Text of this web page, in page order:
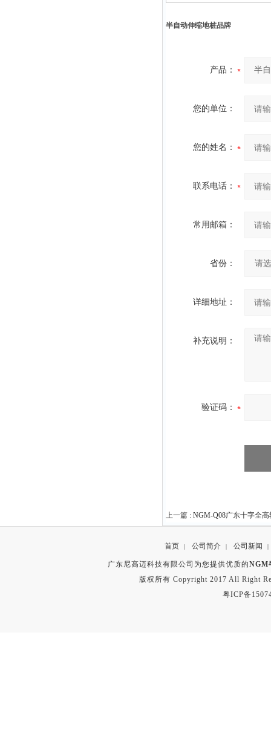
半自动伸缩地桩品牌
产品：
您的单位：
您的姓名：
联系电话：
常用邮箱：
省份：
详细地址：
补充说明：
验证码：
上一篇 : NGM-Q08广东十字全
首页 | 公司简介 | 公司新闻 |
广东尼高迈科技有限公司为您提供优质的NGM
版权所有 Copyright 2017 All Right
粤ICP备